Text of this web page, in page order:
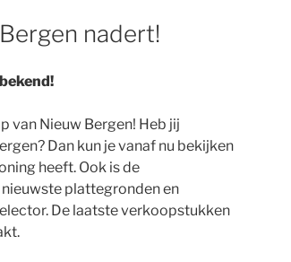
nadert!
van Nieuw Bergen! Heb jij
Dan kun je vanaf nu bekijken
heeft. Ook is de
plattegronden en
De laatste verkoopstukken